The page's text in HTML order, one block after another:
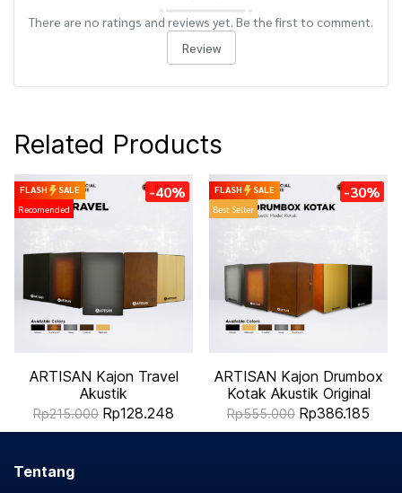
There are no ratings and reviews yet. Be the first to comment.
Review
Related Products
FLASH
SALE
Recomended
-40%
ARTISAN Kajon Travel
Akustik
Rp215.000 Rp128.248
FLASH
SALE
Best Seller
-30%
ARTISAN Kajon Drumbox
Kotak Akustik Original
Rp555.000 Rp386.185
Tentang